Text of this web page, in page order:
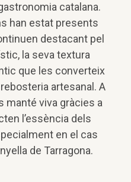
catalana.
han estat presents
destacant pel
la seva textura
que les converteix
artesanal. A
manté viva gràcies a
l’essència dels
en el cas
de Tarragona.